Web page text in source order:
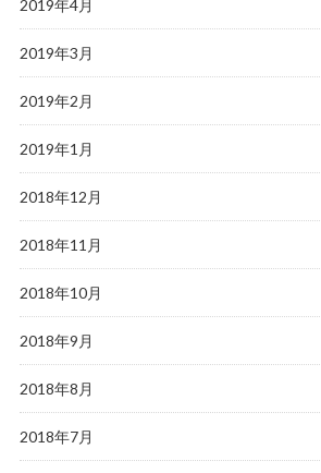
2019年4月
2019年3月
2019年2月
2019年1月
2018年12月
2018年11月
2018年10月
2018年9月
2018年8月
2018年7月